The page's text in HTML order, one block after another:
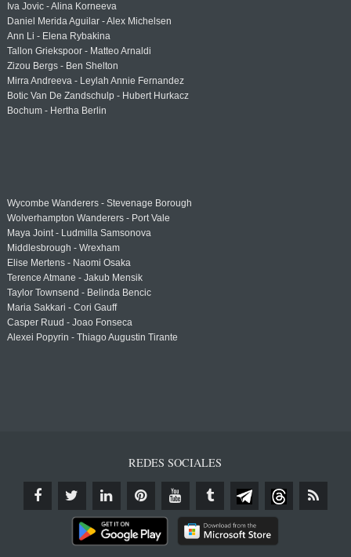
Iva Jovic - Alina Korneeva
Daniel Merida Aguilar - Alex Michelsen
Ann Li - Elena Rybakina
Tallon Griekspoor - Matteo Arnaldi
Zizou Bergs - Ben Shelton
Mirra Andreeva - Leylah Annie Fernandez
Botic Van De Zandschulp - Hubert Hurkacz
Bochum - Hertha Berlin
Wycombe Wanderers - Stevenage Borough
Wolverhampton Wanderers - Port Vale
Maya Joint - Ludmilla Samsonova
Middlesbrough - Wrexham
Elise Mertens - Naomi Osaka
Terence Atmane - Jakub Mensik
Taylor Townsend - Belinda Bencic
Maria Sakkari - Cori Gauff
Casper Ruud - Joao Fonseca
Alexei Popyrin - Thiago Augustin Tirante
REDES SOCIALES